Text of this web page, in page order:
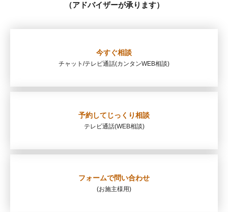
（アドバイザーが承ります）
今すぐ相談
チャット/テレビ通話(カンタンWEB相談)
予約してじっくり相談
テレビ通話(WEB相談)
フォームで問い合わせ
(お施主様用)